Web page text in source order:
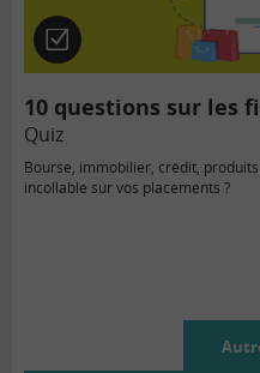
Quiz
10 questions sur les
Quiz
Bourse, immobilier, crédit,
incollable sur vos placements ?